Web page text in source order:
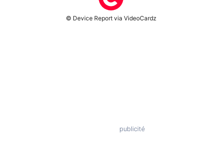
© Device Report via VideoCardz